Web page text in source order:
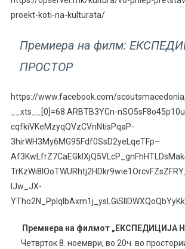
proekt-koti-na-kulturata/
Премиера на филм:
ПРОСТОР
https://www.facebook.com/
__xts__[0]=68.ARBTB3YCn-
cqfkiVKeMzyqQVzCVnNtisPqaP-
3hirWH3My6MG95Fdf0SsD2yeLqeTFp–
lJw_JX-
Премиера на филмот „ЕКСПЕДИЦИЈА
Четврток 8. ноември, во 20ч. во